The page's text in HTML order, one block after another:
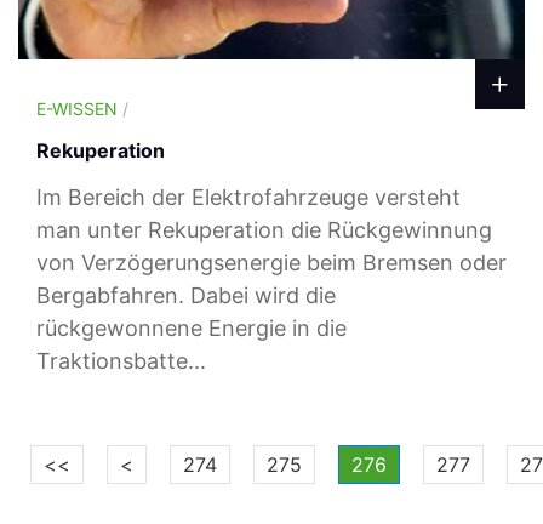
E-WISSEN /
Rekuperation
Im Bereich der Elektrofahrzeuge versteht
man unter Rekuperation die Rückgewinnung
von Verzögerungsenergie beim Bremsen oder
Bergabfahren. Dabei wird die
rückgewonnene Energie in die
Traktionsbatte...
<< < 274 275 276 277